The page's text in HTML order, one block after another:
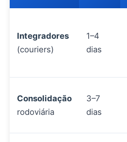
Integradores
(couriers)
1–4
dias
Consolidação
rodoviária
3–7
dias